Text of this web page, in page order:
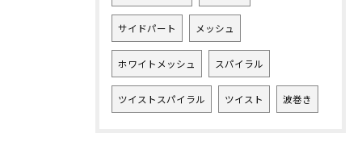
サイドパート メッシュ
ホワイトメッシュ スパイラル
ツイストスパイラル ツイスト 波巻き